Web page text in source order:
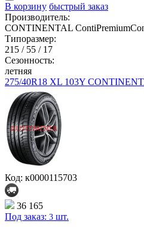
В корзину быстрый заказ
Производитель:
CONTINENTAL
Типоразмер:
215 / 55 / 17
Сезонность:
летняя
275/40R18 XL 103Y
Код: к0000115703
36 165
Под заказ: 3 шт.